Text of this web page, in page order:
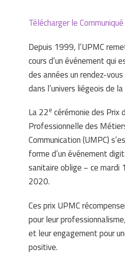
Télécharger le
Depuis 1999, l’UPMC
cours d’un événement qui
des années un rendez-
dans l’univers liégeois de
La 22e cérémonie des Prix
Professionnelle des
Communication (UMPC)
forme d’un événement
sanitaire oblige − ce mardi
2020.
Ces prix UPMC
pour leur
et leur engagement pour
positive.